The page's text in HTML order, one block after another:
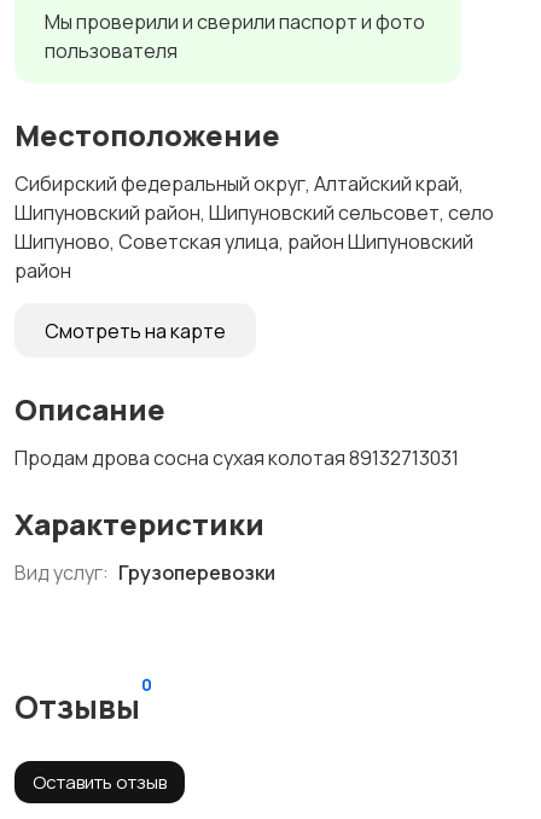
Мы проверили и сверили паспорт и фото
пользователя
Местоположение
Сибирский федеральный округ, Алтайский край,
Шипуновский район, Шипуновский сельсовет, село
Шипуново, Советская улица, район Шипуновский
район
Смотреть на карте
Описание
Продам дрова сосна сухая колотая 89132713031
Характеристики
Вид услуг: Грузоперевозки
Отзывы
0
Оставить отзыв